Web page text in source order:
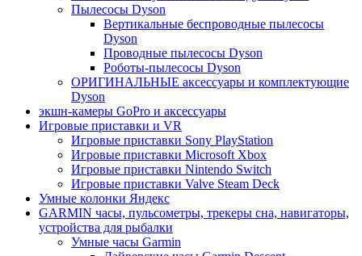
Пылесосы Dyson
Вертикальные беспроводные пылесосы
Dyson
Проводные пылесосы Dyson
Роботы-пылесосы Dyson
ОРИГИНАЛЬНЫЕ аксессуары и комплектующие
Dyson
экшн-камеры GoPro и аксессуары
Игровые приставки и VR
Игровые приставки Sony PlayStation
Игровые приставки Microsoft Xbox
Игровые приставки Nintendo Switch
Игровые приставки Valve Steam Deck
Умные колонки Яндекс
GARMIN часы, пульсометры, трекеры сна, навигаторы,
устройства для рыбалки
Умные часы Garmin